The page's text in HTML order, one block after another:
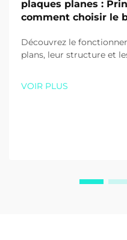
plaques planes :
comment choisir le
Découvrez le
plans, leur structure et
les économies —
VOIR PLUS